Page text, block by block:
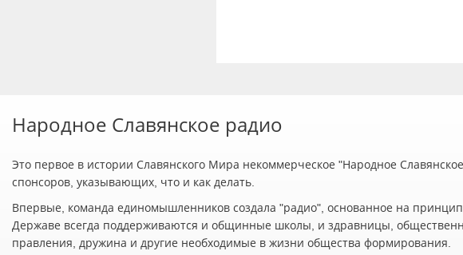
Народное Славянское радио
Это первое в истории Славянского Мира некоммерческое "Народное
спонсоров, указывающих, что и как делать.
Впервые, команда единомышленников создала "радио", основанное на
Державе всегда поддерживаются и общинные школы, и здравницы,
правления, дружина и другие необходимые в жизни общества формирования.